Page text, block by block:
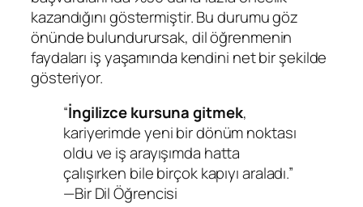
kazandığını göstermiştir. Bu durumu göz
önünde bulundurursak, dil öğrenmenin
faydaları iş yaşamında kendini net bir şekilde
gösteriyor.
“İngilizce kursuna gitmek,
kariyerimde yeni bir dönüm noktası
oldu ve iş arayışımda hatta
çalışırken bile birçok kapıyı araladı.”
—Bir Dil Öğrencisi